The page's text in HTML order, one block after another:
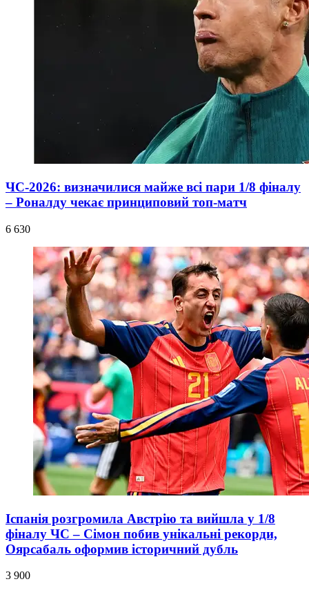
ЧС-2026: визначилися майже всі пари 1/8 фіналу
– Роналду чекає принциповий топ-матч
6 630
Іспанія розгромила Австрію та вийшла у 1/8
фіналу ЧС – Сімон побив унікальні рекорди,
Оярсабаль оформив історичний дубль
3 900